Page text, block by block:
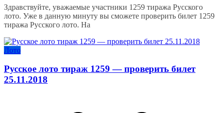
Здравствуйте, уважаемые участники 1259 тиража Русского
лото. Уже в данную минуту вы сможете проверить билет 1259
тиража Русского лото. На
Лото
Русское лото тираж 1259 — проверить билет
25.11.2018